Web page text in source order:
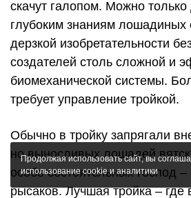
скачут галопом. Можно только
глубоким знаниям лошадиных
дерзкой изобретательности
создателей столь сложной и
биомеханической системы.
требует управление тройкой.
Обычно в тройку запрягали
но выносливых лошадей
особо состоятельных господ –
рысаков. Лучшая тройка – где
Продолжая использовать сайт, вы
использование cookie и аналитики